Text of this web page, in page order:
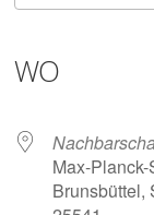
WO
Max-
Brunsbüttel,